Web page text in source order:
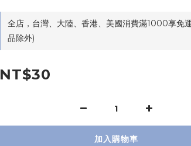
全店，台灣、大陸、香港、美國消費滿1000享免
品除外)
NT$30
加入購物車